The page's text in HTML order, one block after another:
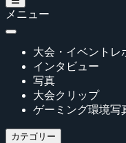
メニュー
大会・イベントレ
インタビュー
写真
大会クリップ
ゲーミング環境写
カテゴリー